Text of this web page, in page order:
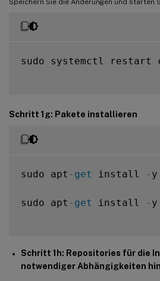
sudo systemctl restart
Schritt 1g: Pakete installieren
sudo apt - get install -
sudo apt - get install -
Schritt 1h: Repositories für die
notwendiger Abhängigkeiten